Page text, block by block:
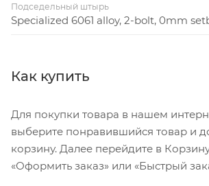
Подседельный штырь
Specialized 6061 alloy, 2-bolt, 0mm
Как купить
Для покупки товара в нашем
выберите понравившийся товар и
корзину. Далее перейдите в
«Оформить заказ» или «Быстрый